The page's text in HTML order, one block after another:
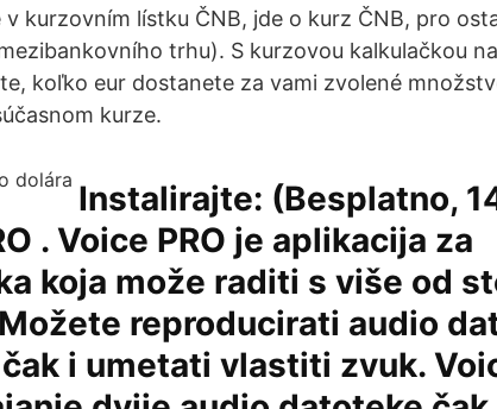
kurzovním lístku ČNB, jde o kurz ČNB, pro
trhu). S kurzovou kalkulačkou
koľko eur dostanete za vami zvolené
kurze.
Instalirajte: (Besplatno,
. Voice PRO je aplikacija za
koja može raditi s više od
reproducirati audio
i umetati vlastiti zvuk.